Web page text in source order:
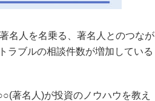
名人を名乗る、著名人とのつなが
ラブルの相談件数が増加している
著名人)が投資のノウハウを教え